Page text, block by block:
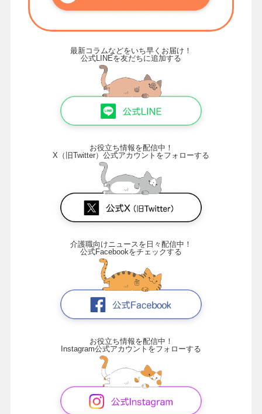
最新コラムなどをいち早くお届け！
公式LINEを友だちに追加する
お役立ち情報を配信中！
X（旧Twitter）公式アカウントをフォローする
介護職向けニュースを日々配信中！
公式Facebookをチェックする
お役立ち情報を配信中！
Instagram公式アカウントをフォローする